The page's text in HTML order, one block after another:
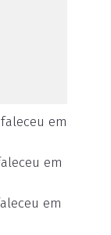
em
em
em